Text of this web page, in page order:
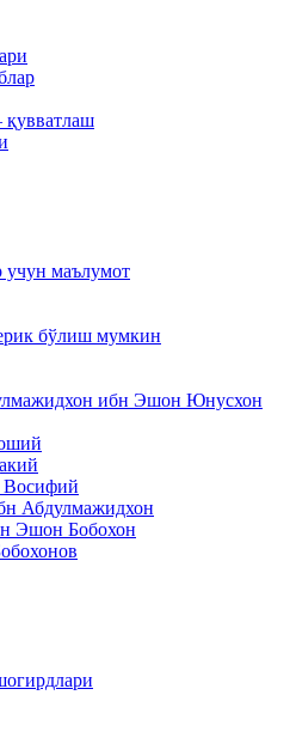
учун маълумот
бўлиш мумкин
ибн Эшон Юнусхон
Восифий
Абдулмажидхон
Эшон Бобохон